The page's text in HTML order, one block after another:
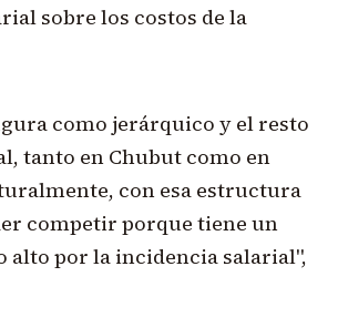
sobre los costos de la
como jerárquico y el resto
tanto en Chubut como en
con esa estructura
competir porque tiene un
alto por la incidencia salarial",